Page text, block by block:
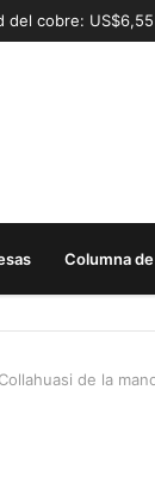
del cobre:
Columna
de la